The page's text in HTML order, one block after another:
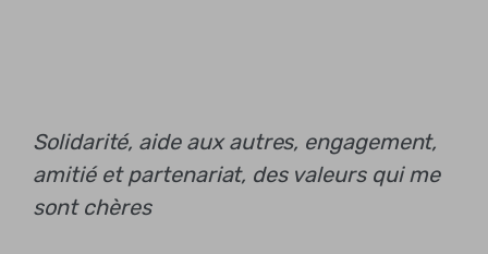
Solidarité, aide aux autres, engagement,
amitié et partenariat, des valeurs qui me
sont chères